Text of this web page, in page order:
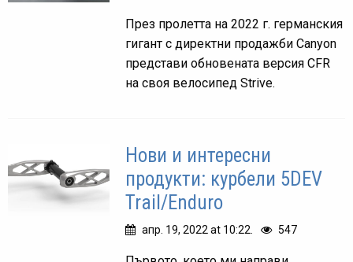
През пролетта на 2022 г. германския
гигант с директни продажби Canyon
представи обновената версия CFR
на своя велосипед Strive.
Нови и интересни
продукти: курбели 5DEV
Trail/Enduro
апр. 19, 2022 at 10:22. 547